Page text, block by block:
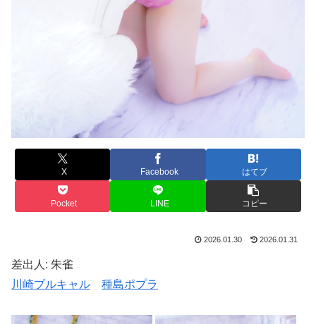
X Facebook はてブ
Pocket LINE コピー
2026.01.30 2026.01.31
差出人: 朱雀
川崎ブルキャル
種島ポプラ